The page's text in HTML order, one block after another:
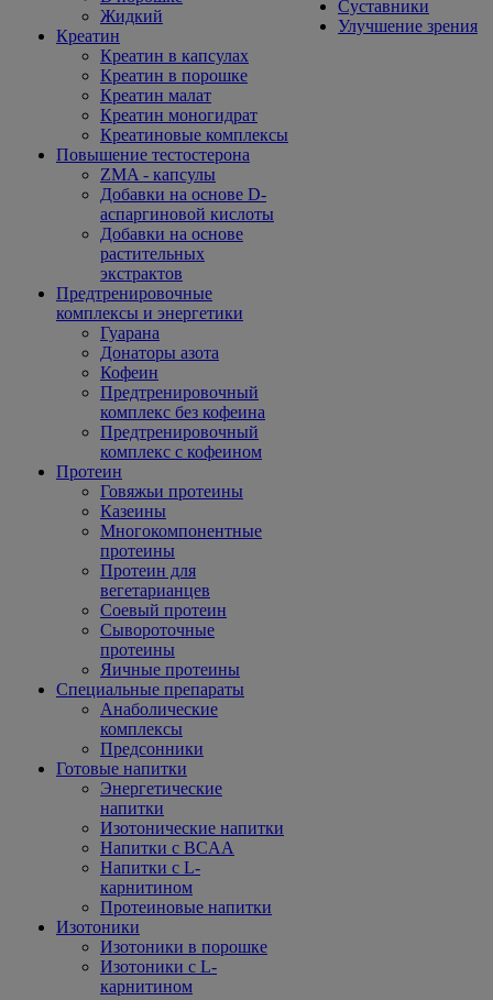
Жидкий
Креатин
Креатин в капсулах
Креатин в порошке
Креатин малат
Креатин моногидрат
Креатиновые комплексы
Повышение тестостерона
ZMA - капсулы
Добавки на основе D-
аспаргиновой кислоты
Добавки на основе
растительных
экстрактов
Предтренировочные
комплексы и энергетики
Гуарана
Донаторы азота
Кофеин
Предтренировочный
комплекс без кофеина
Предтренировочный
комплекс с кофеином
Протеин
Говяжьи протеины
Казеины
Многокомпонентные
протеины
Протеин для
вегетарианцев
Соевый протеин
Сывороточные
протеины
Яичные протеины
Специальные препараты
Анаболические
комплексы
Предсонники
Готовые напитки
Энергетические
напитки
Изотонические напитки
Напитки с BCAA
Напитки с L-
карнитином
Протеиновые напитки
Изотоники
Изотоники в порошке
Изотоники с L-
карнитином
Суставники
Улучшение зрения